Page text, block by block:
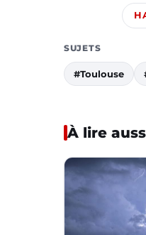
SUJETS
#Toulouse
À lire